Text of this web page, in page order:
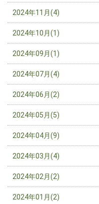
2024年11月(4)
2024年10月(1)
2024年09月(1)
2024年07月(4)
2024年06月(2)
2024年05月(5)
2024年04月(9)
2024年03月(4)
2024年02月(2)
2024年01月(2)